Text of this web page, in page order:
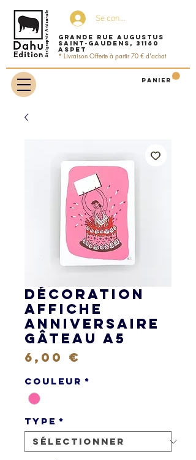
Panier
Grande rue Augustus
Saint-Gaudens, 31160
ASPET
* Livraison Offerte à partir 70 € d'achat
Se connecter
Décoration
Affiche
Anniversaire
Gâteau A5
6,00 €
Couleur *
Type *